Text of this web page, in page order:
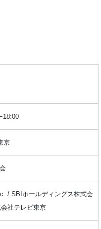
18:00
京
/ SBIホールディングス株式会
社テレビ東京